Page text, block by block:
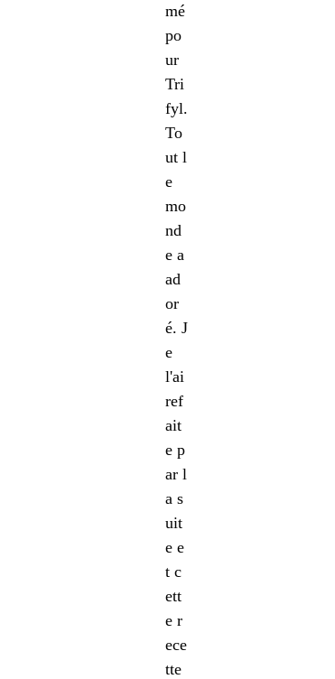
mé
po
ur
Tri
fyl.
To
ut l
e
mo
nd
e a
ad
or
é. J
e
l'ai
ref
ait
e p
ar l
a s
uit
e e
t c
ett
e r
ece
tte